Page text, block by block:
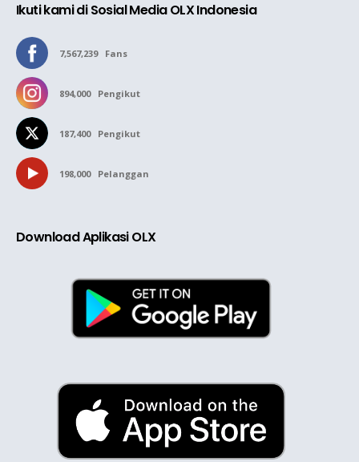
Ikuti kami di Sosial Media OLX Indonesia
7,567,239 Fans
894,000 Pengikut
187,400 Pengikut
198,000 Pelanggan
Download Aplikasi OLX